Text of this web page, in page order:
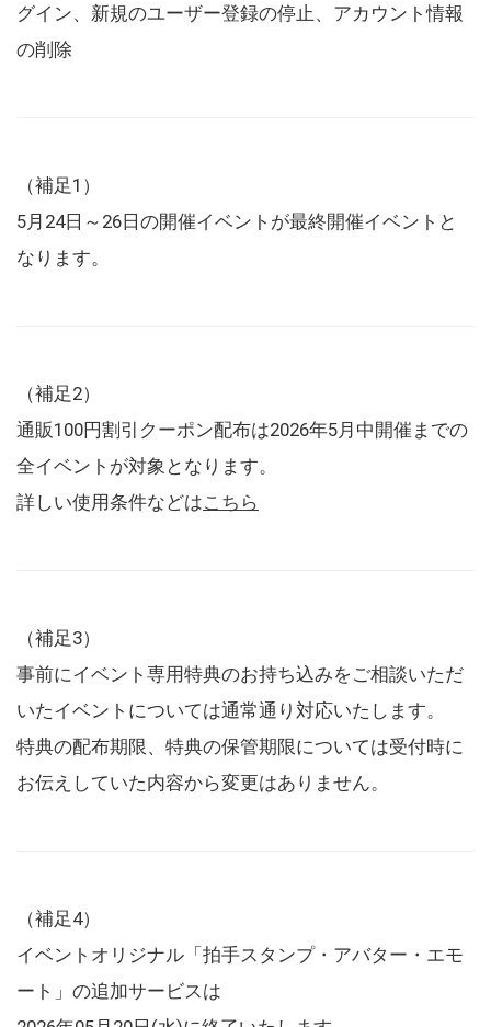
グイン、新規のユーザー登録の停止、アカウント情報
の削除
（補足1）
5月24日～26日の開催イベントが最終開催イベントと
なります。
（補足2）
通販100円割引クーポン配布は2026年5月中開催までの
全イベントが対象となります。
詳しい使用条件などはこちら
（補足3）
事前にイベント専用特典のお持ち込みをご相談いただ
いたイベントについては通常通り対応いたします。
特典の配布期限、特典の保管期限については受付時に
お伝えしていた内容から変更はありません。
（補足4）
イベントオリジナル「拍手スタンプ・アバター・エモ
ート」の追加サービスは